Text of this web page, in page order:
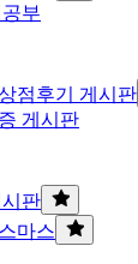
부
점후기 게시판
게시판
판
마스